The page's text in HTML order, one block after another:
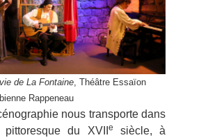
de La Fontaine , Théâtre Essaïon
Rappeneau
nous transporte dans
pittoresque du XVII e
siècle, à